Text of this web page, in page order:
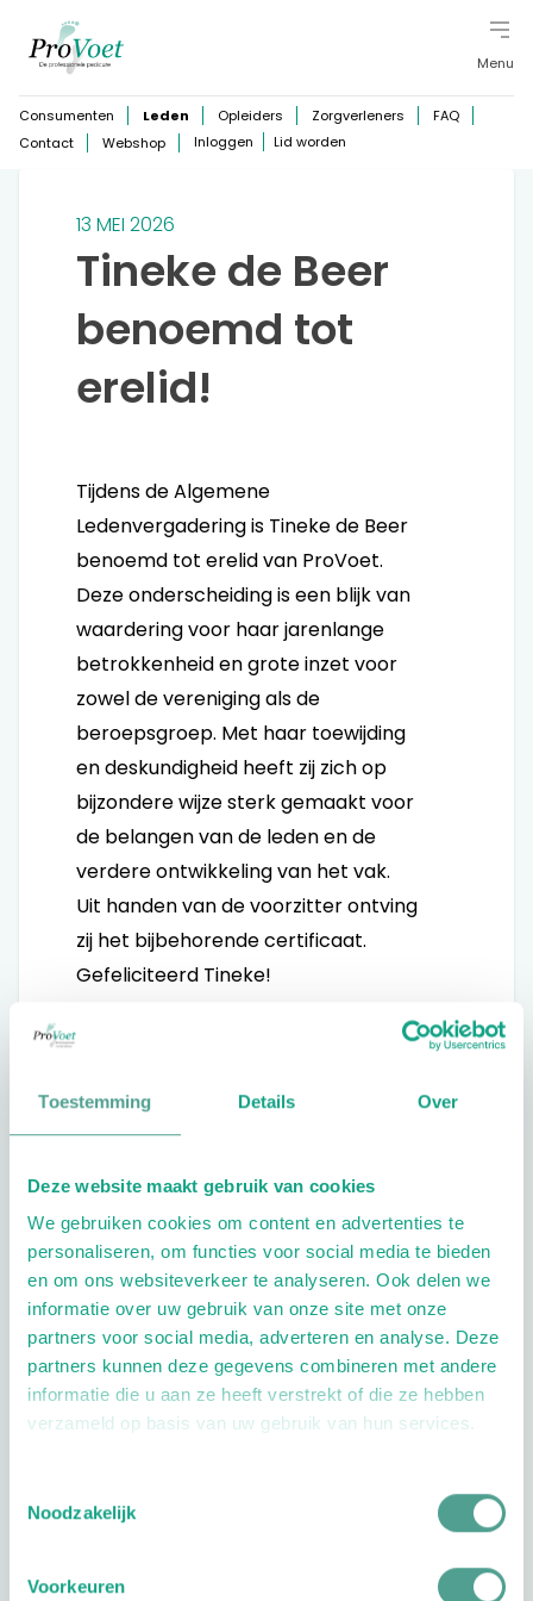
Toestemming Details Over
Deze website maakt gebruik van cookies
We gebruiken cookies om content en advertenties te
personaliseren, om functies voor social media te bieden
en om ons websiteverkeer te analyseren. Ook delen we
informatie over uw gebruik van onze site met onze
partners voor social media, adverteren en analyse. Deze
partners kunnen deze gegevens combineren met andere
informatie die u aan ze heeft verstrekt of die ze hebben
verzameld op basis van uw gebruik van hun services.
Noodzakelijk
Voorkeuren
Menu
Consumenten Leden Opleiders Zorgverleners
FAQ
Contact
Webshop Inloggen Lid worden
13 MEI 2026
Tineke de Beer
benoemd tot
erelid!
Tijdens de Algemene
Ledenvergadering is Tineke de Beer
benoemd tot erelid van ProVoet.
Deze onderscheiding is een blijk van
waardering voor haar jarenlange
betrokkenheid en grote inzet voor
zowel de vereniging als de
beroepsgroep. Met haar toewijding
en deskundigheid heeft zij zich op
bijzondere wijze sterk gemaakt voor
de belangen van de leden en de
verdere ontwikkeling van het vak.
Uit handen van de voorzitter ontving
zij het bijbehorende certificaat.
Gefeliciteerd Tineke!
Laatste nieuws